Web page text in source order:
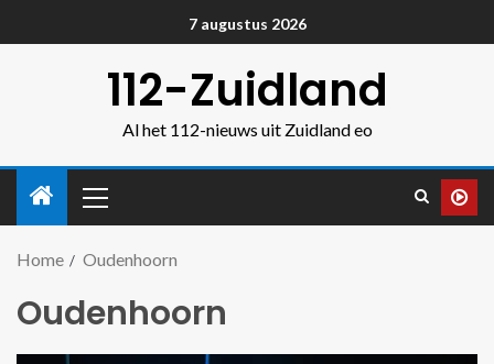
7 augustus 2026
112-Zuidland
Al het 112-nieuws uit Zuidland eo
Home Oudenhoorn
Oudenhoorn